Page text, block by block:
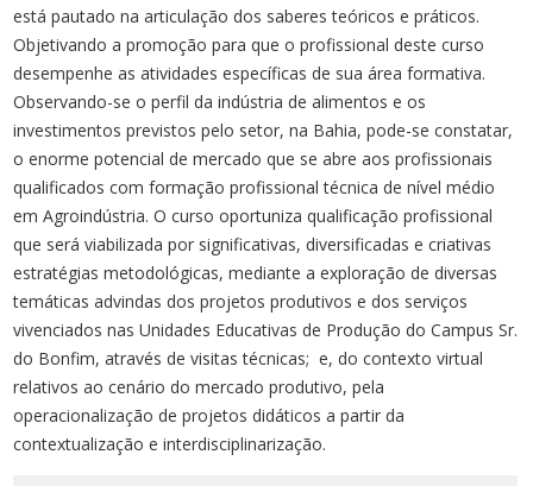
está pautado na articulação dos saberes teóricos e práticos.
Objetivando a promoção para que o profissional deste curso
desempenhe as atividades específicas de sua área formativa.
Observando-se o perfil da indústria de alimentos e os
investimentos previstos pelo setor, na Bahia, pode-se constatar,
o enorme potencial de mercado que se abre aos profissionais
qualificados com formação profissional técnica de nível médio
em Agroindústria. O curso oportuniza qualificação profissional
que será viabilizada por significativas, diversificadas e criativas
estratégias metodológicas, mediante a exploração de diversas
temáticas advindas dos projetos produtivos e dos serviços
vivenciados nas Unidades Educativas de Produção do Campus Sr.
do Bonfim, através de visitas técnicas; e, do contexto virtual
relativos ao cenário do mercado produtivo, pela
operacionalização de projetos didáticos a partir da
contextualização e interdisciplinarização.